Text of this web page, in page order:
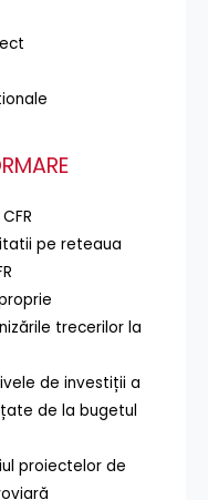
pe reteaua
trecerilor la
de investiții a
de la bugetul
proiectelor de